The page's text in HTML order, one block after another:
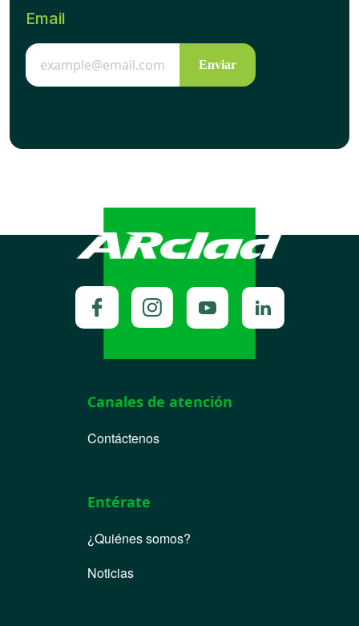
Email
Canales de atención
Contáctenos
Entérate
¿Quiénes somos?
Noticias